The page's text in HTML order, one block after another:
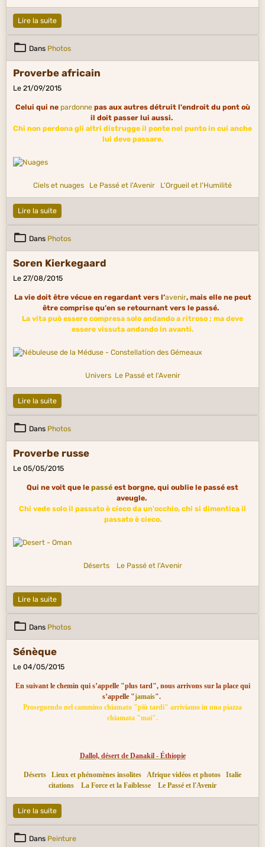
Lire la suite
Dans Photos
Proverbe africain
Le 21/09/2015
Celui qui ne pardonnepas aux autres détruit l'endroit du pont où
il doit passer lui aussi.
Chi non perdona gli altri distrugge il ponte nel punto in cui anche
lui deve passare.
Ciels et nuages Le Passé et l'Avenir L'Orgueil et l'Humilité
Lire la suite
Dans Photos
Soren Kierkegaard
Le 27/08/2015
La vie doit être vécue en regardant vers l’avenir, mais elle ne peut
être comprise qu’en se retournant vers le passé.
La vita può essere compresa solo andando a ritroso ; ma deve
essere vissuta andando in avanti.
Univers Le Passé et l'Avenir
Lire la suite
Dans Photos
Proverbe russe
Le 05/05/2015
Qui ne voit que le passé est borgne, qui oublie le passé est
aveugle.
Chi vede solo il passato è cieco da un'occhio, chi si dimentica il
passato è cieco.
Déserts Le Passé et l'Avenir
Lire la suite
Dans Photos
Sénèque
Le 04/05/2015
En suivant le chemin qui s’appelle "plus tard", nous arrivons sur la place qui
s’appelle "jamais".
Proseguendo nel cammino chiamato "più tardi" arriviamo in una piazza
chiamata "mai".
Dallol, désert de Danakil - Éthiopie
Déserts Lieux et phénomènes insolites Afrique vidéos et photos
Italie
citations
La Force et la Faiblesse Le Passé et l'Avenir
Lire la suite
Dans Peinture